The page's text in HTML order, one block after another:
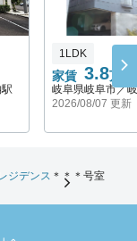
家賃 3.8万円
1LDK
岐阜県岐阜市／
2026/08/07 更新
ジデンス ＊＊＊号室